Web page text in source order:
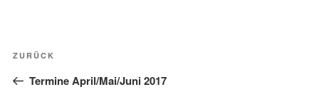
Beitragsnavigation
Vorheriger
Beitrag
ZURÜCK
Termine April/Mai/Juni 2017